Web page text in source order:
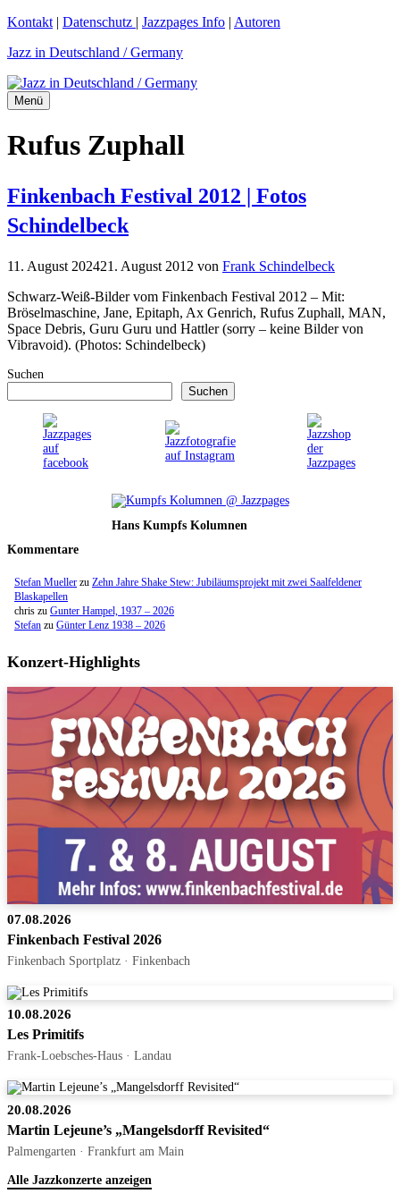
Zum
springen
Kontakt | Datenschutz | Jazzpages Info | Autoren
Jazz in Deutschland / Germany
Menü
Rufus Zuphall
Finkenbach Festival 2012 | Fotos
Schindelbeck
11. August 202421. August 2012 von Frank Schindelbeck
Schwarz-Weiß-Bilder vom Finkenbach Festival 2012 – Mit:
Bröselmaschine, Jane, Epitaph, Ax Genrich, Rufus Zuphall, MAN,
Space Debris, Guru Guru und Hattler (sorry – keine Bilder von
Vibravoid). (Photos: Schindelbeck)
Suchen
Suchen
Hans Kumpfs Kolumnen
Kommentare
Stefan Mueller zu Zehn Jahre Shake Stew: Jubiläumsprojekt mit zwei Saalfeldener
Blaskapellen
chris zu Gunter Hampel, 1937 – 2026
Stefan zu Günter Lenz 1938 – 2026
Konzert-Highlights
07.08.2026
Finkenbach Festival 2026
Finkenbach Sportplatz · Finkenbach
10.08.2026
Les Primitifs
Frank-Loebsches-Haus · Landau
20.08.2026
Martin Lejeune’s „Mangelsdorff Revisited“
Palmengarten · Frankfurt am Main
Alle Jazzkonzerte anzeigen